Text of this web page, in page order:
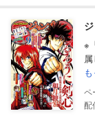
※
配